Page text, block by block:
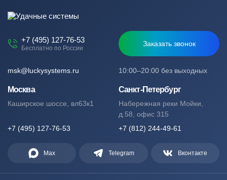
+7 (495) 127-76-53
Бесплатно по России
Заказать звонок
10:00–20:00 без выходных
msk@luckysystems.ru
Москва
Каширское шоссе, вл63к1
+7 (495) 127-76-53
Санкт-Петербург
Набережная реки Мойки,
д.58, офис 315
+7 (812) 244-49-61
Max Telegram Вконтакте